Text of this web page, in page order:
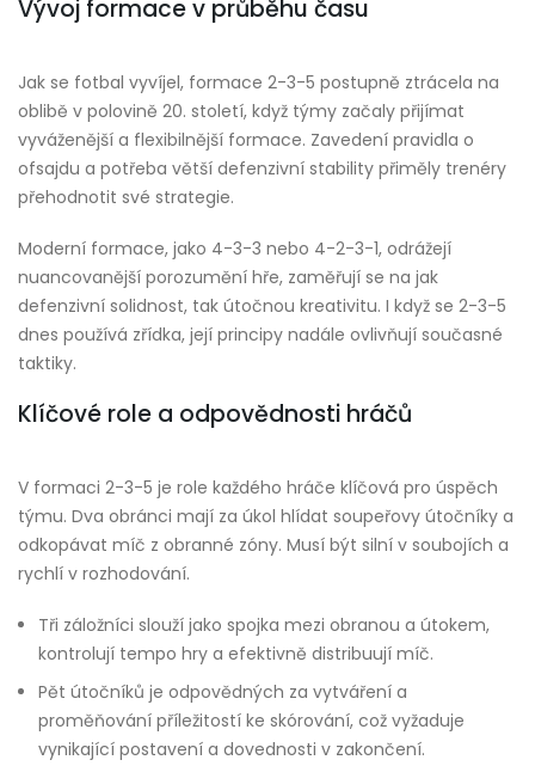
Vývoj formace v průběhu času
Jak se fotbal vyvíjel, formace 2-3-5 postupně ztrácela na
oblibě v polovině 20. století, když týmy začaly přijímat
vyváženější a flexibilnější formace. Zavedení pravidla o
ofsajdu a potřeba větší defenzivní stability přiměly trenéry
přehodnotit své strategie.
Moderní formace, jako 4-3-3 nebo 4-2-3-1, odrážejí
nuancovanější porozumění hře, zaměřují se na jak
defenzivní solidnost, tak útočnou kreativitu. I když se 2-3-5
dnes používá zřídka, její principy nadále ovlivňují současné
taktiky.
Klíčové role a odpovědnosti hráčů
V formaci 2-3-5 je role každého hráče klíčová pro úspěch
týmu. Dva obránci mají za úkol hlídat soupeřovy útočníky a
odkopávat míč z obranné zóny. Musí být silní v soubojích a
rychlí v rozhodování.
Tři záložníci slouží jako spojka mezi obranou a útokem,
kontrolují tempo hry a efektivně distribuují míč.
Pět útočníků je odpovědných za vytváření a
proměňování příležitostí ke skórování, což vyžaduje
vynikající postavení a dovednosti v zakončení.